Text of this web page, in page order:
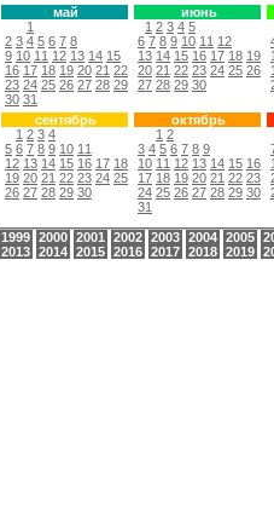
май
1
2 3 4 5 6 7 8
9 10 11 12 13 14 15
16 17 18 19 20 21 22
23 24 25 26 27 28 29
30 31
июнь
1 2 3 4 5
6 7 8 9 10 11 12
13 14 15 16 17 18 19
20 21 22 23 24 25 26
27 28 29 30
сентябрь
1 2 3 4
5 6 7 8 9 10 11
12 13 14 15 16 17 18
19 20 21 22 23 24 25
26 27 28 29 30
октябрь
1 2
3 4 5 6 7 8 9
10 11 12 13 14 15 16
17 18 19 20 21 22 23
24 25 26 27 28 29 30
31
1999 2000 2001 2002 2003 2004 2005
2013 2014 2015 2016 2017 2018 2019